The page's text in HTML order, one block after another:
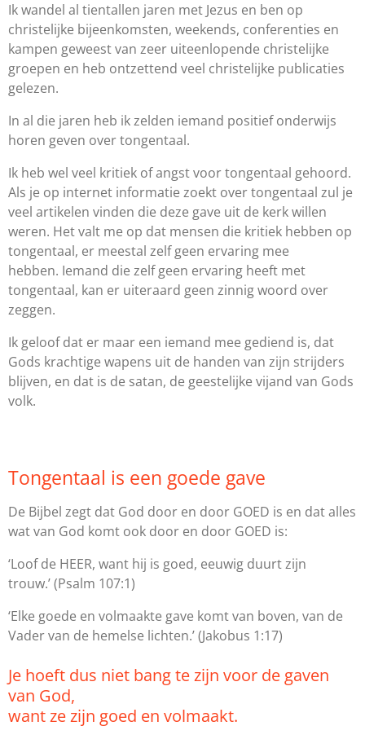
Ik wandel al tientallen jaren met Jezus en ben op
christelijke bijeenkomsten, weekends, conferenties en
kampen geweest van zeer uiteenlopende christelijke
groepen en heb ontzettend veel christelijke publicaties
gelezen.
In al die jaren heb ik zelden iemand positief onderwijs
horen geven over tongentaal.
Ik heb wel veel kritiek of angst voor tongentaal gehoord.
Als je op internet informatie zoekt over tongentaal zul je
veel artikelen vinden die deze gave uit de kerk willen
weren. Het valt me op dat mensen die kritiek hebben op
tongentaal, er meestal zelf geen ervaring mee
hebben. Iemand die zelf geen ervaring heeft met
tongentaal, kan er uiteraard geen zinnig woord over
zeggen.
Ik geloof dat er maar een iemand mee gediend is, dat
Gods krachtige wapens uit de handen van zijn strijders
blijven, en dat is de satan, de geestelijke vijand van Gods
volk.
Tongentaal is een goede gave
De Bijbel zegt dat God door en door GOED is en dat alles
wat van God komt ook door en door GOED is:
‘Loof de HEER, want hij is goed, eeuwig duurt zijn
trouw.’(Psalm 107:1)
‘Elke goede en volmaakte gave komt van boven, van de
Vader van de hemelse lichten.’(Jakobus 1:17)
Je hoeft dus niet bang te zijn voor de gaven
van God,
want ze zijn goed en volmaakt.